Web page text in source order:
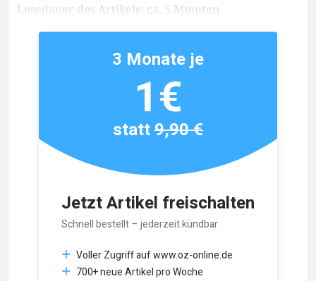
Lesedauer des Artikels: ca. 5 Minuten
Jetzt Artikel freischalten
Schnell bestellt – jederzeit kündbar.
Voller Zugriff auf www.oz-online.de
700+ neue Artikel pro Woche
3 Monate je
1€
statt9,90 €